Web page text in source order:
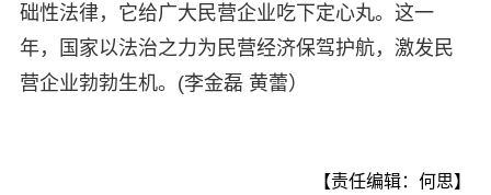
础性法律，它给广大民营企业吃下定心丸。这一
年，国家以法治之力为民营经济保驾护航，激发民
营企业勃勃生机。(李金磊 黄蕾）
【责任编辑：何思】